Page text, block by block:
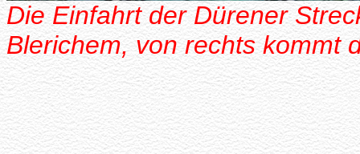
Die Einfahrt der Dürener
Blerichem, von rechts kommt